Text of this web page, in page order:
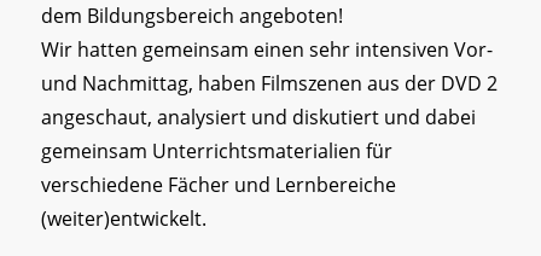
dem Bildungsbereich angeboten!
Wir hatten gemeinsam einen sehr intensiven Vor-
und Nachmittag, haben Filmszenen aus der DVD 2
angeschaut, analysiert und diskutiert und dabei
gemeinsam Unterrichtsmaterialien für
verschiedene Fächer und Lernbereiche
(weiter)entwickelt.